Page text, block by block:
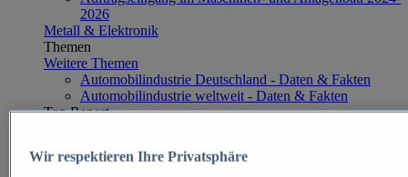
2026
Metall & Elektronik
Themen
Weitere Themen
Automobilindustrie Deutschland - Daten & Fakten
Automobilindustrie weltweit - Daten & Fakten
Top Report
Wir respektieren Ihre Privatsphäre